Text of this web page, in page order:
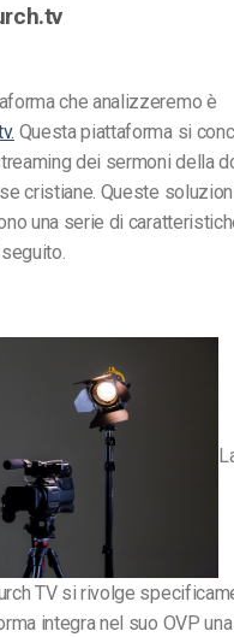
che analizzeremo è
Questa piattaforma si
dei sermoni della
cristiane. Queste
una serie di
TV si rivolge
integra nel suo OVP